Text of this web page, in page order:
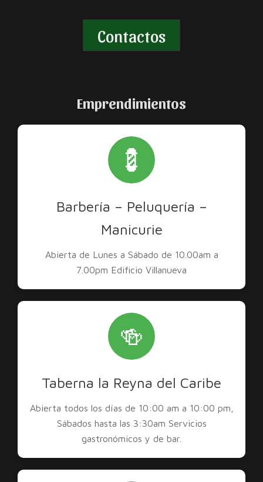
Contactos
Emprendimientos
💈
Barbería – Peluquería –
Manicurie
Abierta de Lunes a Sábado de 10.00am a
7.00pm Edificio Villanueva
🍻
Taberna la Reyna del Caribe
Abierta todos los días de 10:00 am a 10:00 pm,
Sábados hasta las 3:30am Servicios
gastronómicos y de bar.